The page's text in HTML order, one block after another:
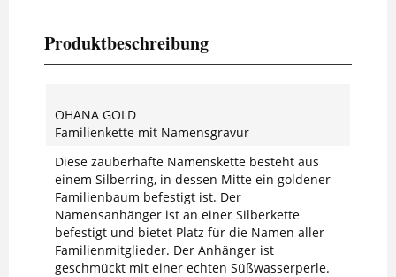
Produktbeschreibung
OHANA GOLD
Familienkette mit Namensgravur
Diese zauberhafte Namenskette besteht aus
einem Silberring, in dessen Mitte ein goldener
Familienbaum befestigt ist. Der
Namensanhänger ist an einer Silberkette
befestigt und bietet Platz für die Namen aller
Familienmitglieder. Der Anhänger ist
geschmückt mit einer echten Süßwasserperle.